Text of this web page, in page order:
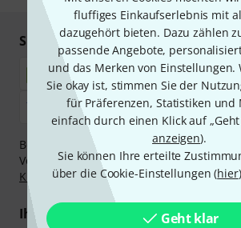
fluffiges Einkaufserlebnis mit
dazugehört bieten. Dazu zählen
passende Angebote,
und das Merken von Einstellungen.
Sie okay ist, stimmen Sie der
für Präferenzen, Statistiken und
einfach durch einen Klick auf „Geht
anzeigen).
Sie können Ihre erteilte
über die Cookie-Einstellungen (hier
Geht klar
Sicher einkaufen & bezahlen
Bezahlen Sie vertraulich und sicher per
Vorkasse, PayPal, Amazon Pay,Klarna
Klarna Ratenzahlungoder Kreditkarte.
Ihre Vorteile